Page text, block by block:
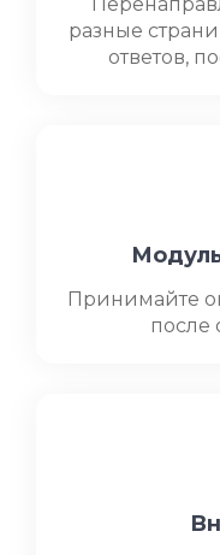
разные
ответов,
Принимайте
после